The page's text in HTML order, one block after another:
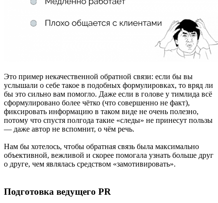
Это пример некачественной обратной связи: если бы вы
услышали о себе такое в подобных формулировках, то вряд ли
бы это сильно вам помогло. Даже если в голове у тимлида всё
сформулировано более чётко (что совершенно не факт),
фиксировать информацию в таком виде не очень полезно,
потому что спустя полгода такие «следы» не принесут пользы
— даже автор не вспомнит, о чём речь.
Нам бы хотелось, чтобы обратная связь была максимально
объективной, вежливой и скорее помогала узнать больше друг
о друге, чем являлась средством «замотивировать».
Подготовка ведущего PR